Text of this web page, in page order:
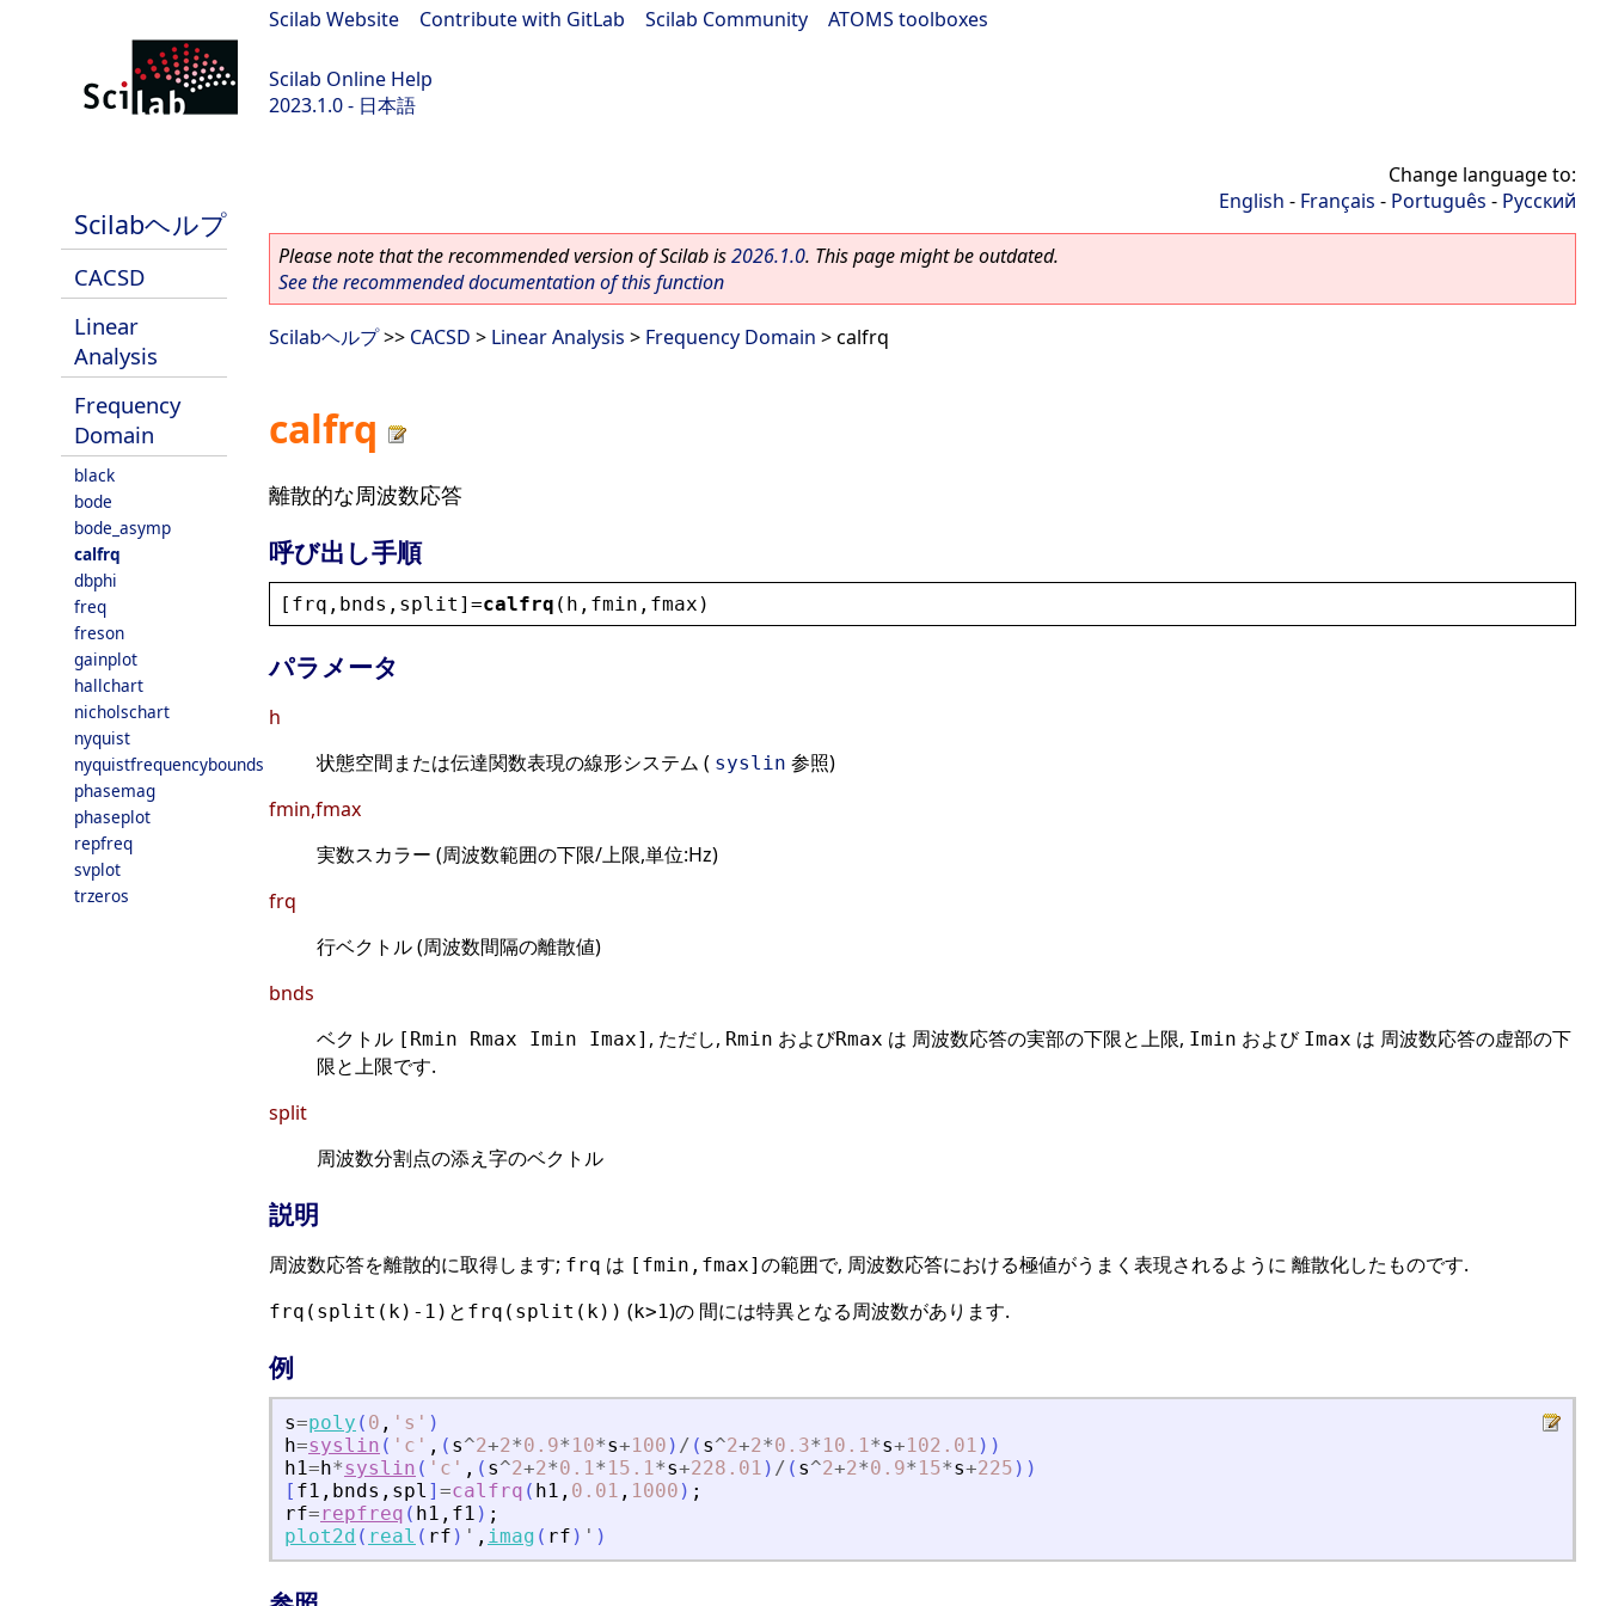
Scilab Website Contribute with GitLab Scilab Community ATOMS toolboxes
Scilab Online Help
2023.1.0 - 日本語
Scilabヘルプ
CACSD
Linear
Analysis
Frequency
Domain
black
bode
bode_asymp
calfrq
dbphi
freq
freson
gainplot
hallchart
nicholschart
nyquist
nyquistfrequencybounds
phasemag
phaseplot
repfreq
svplot
trzeros
Change language to:
English - Français - Português - Русский
Please note that the recommended version of Scilab is2026.1.0. This page might be outdated.
See the recommended documentation of this function
Scilabヘルプ>> CACSD > Linear Analysis > Frequency Domain > calfrq
calfrq
離散的な周波数応答
呼び出し手順
[ frq , bnds , split ]=calfrq ( h , fmin , fmax )
パラメータ
h
状態空間または伝達関数表現の線形システム ( syslin 参照)
fmin,fmax
実数スカラー (周波数範囲の下限/上限,単位:Hz)
frq
行ベクトル (周波数間隔の離散値)
bnds
ベクトル [Rmin Rmax Imin Imax] , ただし, Rmin およびRmax は 周波数応答の実部の下限と上限, Imin および Imax は 周波数応答の虚部の下
限と上限です.
split
周波数分割点の添え字のベクトル
説明
周波数応答を離散的に取得します; frq は [fmin,fmax] の範囲で, 周波数応答における極値がうまく表現されるように 離散化したものです.
frq(split(k)-1) と frq(split(k)) ( k>1)の 間には特異となる周波数があります.
例
s=poly ( 0 , ' s ' )
h=syslin ( ' c ' , ( s^2+2*0.9* 10*s+100 ) / ( s^2+2*0.3* 10.1*s+102.01 ) )
h1=h*syslin ( ' c ' , ( s^2+2*0.1* 15.1*s+228.01 ) / ( s^2+2*0.9* 15*s+225 ) )
[ f1 , bnds , spl ] =calfrq ( h1 , 0.01 , 1000 ) ;
rf=repfreq ( h1 , f1 ) ;
plot2d ( real ( rf ) ' , imag ( rf ) ' )